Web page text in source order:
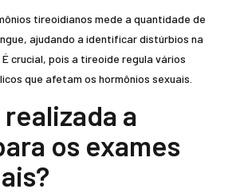
tireoidianos mede a quantidade de
ajudando a identificar distúrbios na
crucial, pois a tireoide regula vários
que afetam os hormônios sexuais.
a
os exames